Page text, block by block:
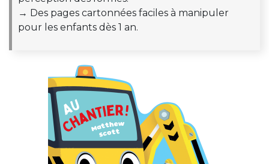
→ Des pages cartonnées faciles à manipuler
pour les enfants dès 1 an.